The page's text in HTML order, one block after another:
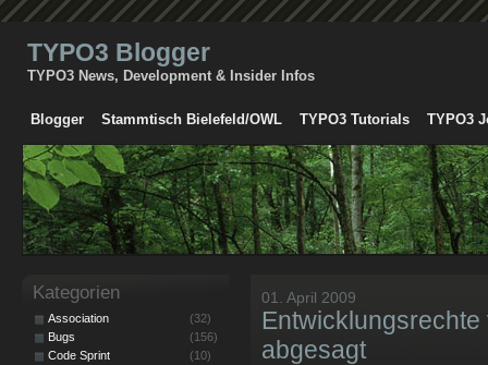
TYPO3 Blogger
TYPO3 News, Development & Insider Infos
Blogger Stammtisch Bielefeld/OWL TYPO3 Tutorials TYPO3
01. April 2009
abgesagt
Kategorien
Association
(32)
Bugs
(156)
Code Sprint
(10)